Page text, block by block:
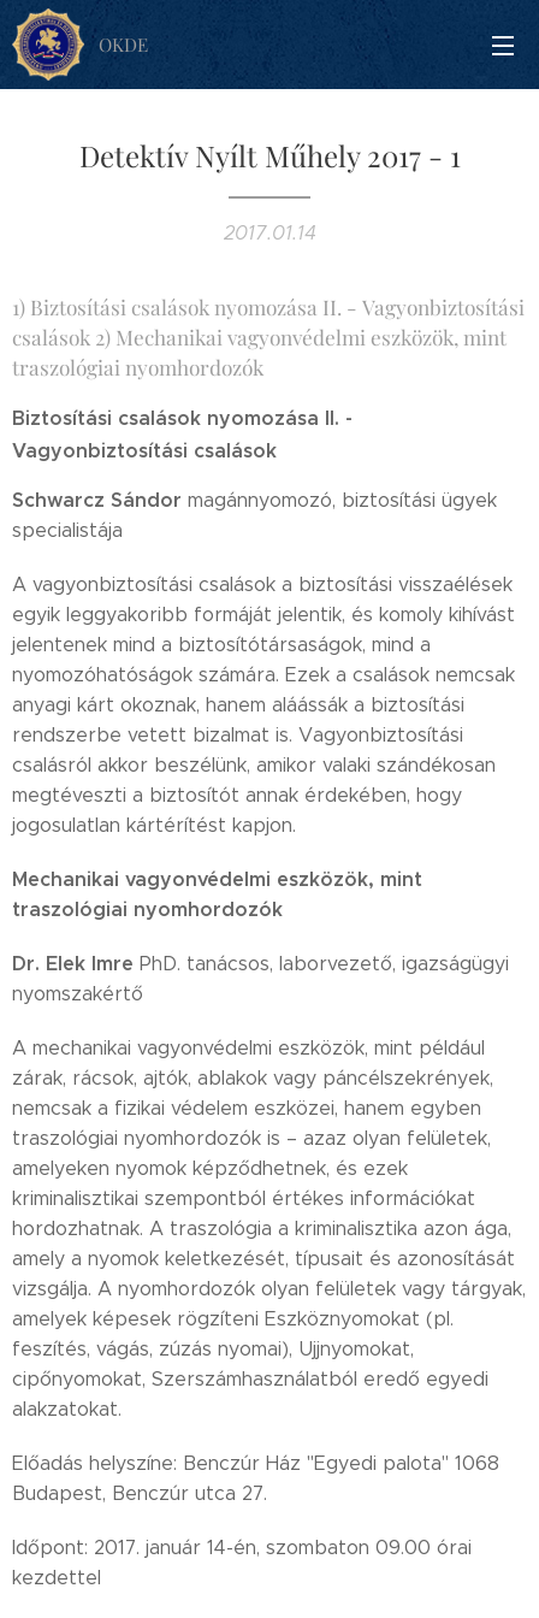
OKDE
Detektív Nyílt Műhely 2017 - 1
2017.01.14
1) Biztosítási csalások nyomozása II. - Vagyonbiztosítási
csalások 2) Mechanikai vagyonvédelmi eszközök, mint
traszológiai nyomhordozók
Biztosítási csalások nyomozása II. -
Vagyonbiztosítási csalások
Schwarcz Sándor magánnyomozó, biztosítási ügyek
specialistája
A vagyonbiztosítási csalások a biztosítási visszaélések
egyik leggyakoribb formáját jelentik, és komoly kihívást
jelentenek mind a biztosítótársaságok, mind a
nyomozóhatóságok számára. Ezek a csalások nemcsak
anyagi kárt okoznak, hanem aláássák a biztosítási
rendszerbe vetett bizalmat is. Vagyonbiztosítási
csalásról akkor beszélünk, amikor valaki szándékosan
megtéveszti a biztosítót annak érdekében, hogy
jogosulatlan kártérítést kapjon.
Mechanikai vagyonvédelmi eszközök, mint
traszológiai nyomhordozók
Dr. Elek Imre PhD. tanácsos, laborvezető, igazságügyi
nyomszakértő
A mechanikai vagyonvédelmi eszközök, mint például
zárak, rácsok, ajtók, ablakok vagy páncélszekrények,
nemcsak a fizikai védelem eszközei, hanem egyben
traszológiai nyomhordozók is – azaz olyan felületek,
amelyeken nyomok képződhetnek, és ezek
kriminalisztikai szempontból értékes információkat
hordozhatnak. A traszológia a kriminalisztika azon ága,
amely a nyomok keletkezését, típusait és azonosítását
vizsgálja. A nyomhordozók olyan felületek vagy tárgyak,
amelyek képesek rögzíteni Eszköznyomokat (pl.
feszítés, vágás, zúzás nyomai), Ujjnyomokat,
cipőnyomokat, Szerszámhasználatból eredő egyedi
alakzatokat.
Előadás helyszíne: Benczúr Ház "Egyedi palota" 1068
Budapest, Benczúr utca 27.
Időpont: 2017. január 14-én, szombaton 09.00 órai
kezdettel